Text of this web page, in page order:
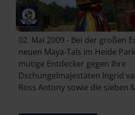
02. Mai 2009 - Bei der großen
neuen Maya-Tals im Heide
mutige Entdecker gegen Ihre
Dschungelmajestäten Ingrid
Ross Antony sowie die sieben